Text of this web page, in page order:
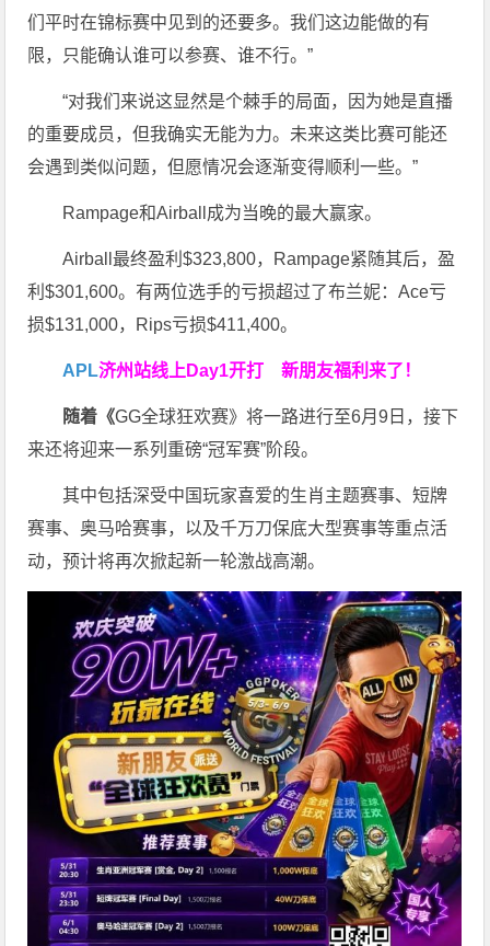
们平时在锦标赛中见到的还要多。我们这边能做的有
限，只能确认谁可以参赛、谁不行。”
“对我们来说这显然是个棘手的局面，因为她是直播
的重要成员，但我确实无能为力。未来这类比赛可能还
会遇到类似问题，但愿情况会逐渐变得顺利一些。”
Rampage和Airball成为当晚的最大赢家。
Airball最终盈利$323,800，Rampage紧随其后，盈
利$301,600。有两位选手的亏损超过了布兰妮：Ace亏
损$131,000，Rips亏损$411,400。
APL济州站线上Day1开打新朋友福利来了！
随着《GG全球狂欢赛》将一路进行至6月9日，接下
来还将迎来一系列重磅“冠军赛”阶段。
其中包括深受中国玩家喜爱的生肖主题赛事、短牌
赛事、奥马哈赛事，以及千万刀保底大型赛事等重点活
动，预计将再次掀起新一轮激战高潮。